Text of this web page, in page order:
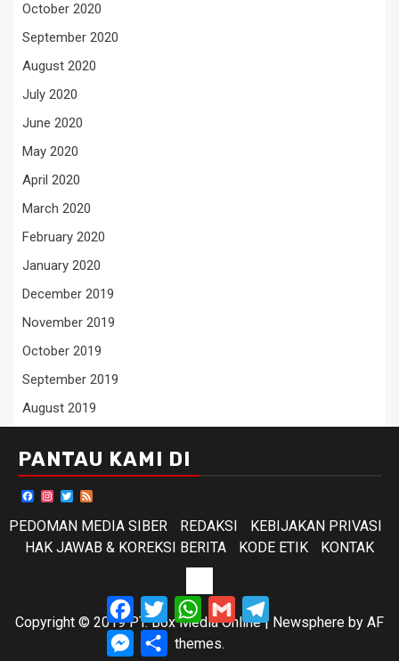
October 2020
September 2020
August 2020
July 2020
June 2020
May 2020
April 2020
March 2020
February 2020
January 2020
December 2019
November 2019
October 2019
September 2019
August 2019
PANTAU KAMI DI
Facebook
Instagram
Twitter
PEDOMAN MEDIA SIBER
REDAKSI
KEBIJAKAN PRIVASI
HAK JAWAB & KOREKSI BERITA
KODE ETIK KONTAK
ETIK
Copyright © 2019 PT. Box Media Online| Newsphere by AF
themes.
Facebook
TwitterWhatsApp
Gmail
Messenger
Share